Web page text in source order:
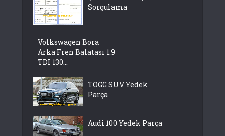
Sorgulama
Volkswagen Bora
Arka Fren Balatası 1.9
TDI 130...
TOGG SUV Yedek
Parça
Audi 100 Yedek Parça